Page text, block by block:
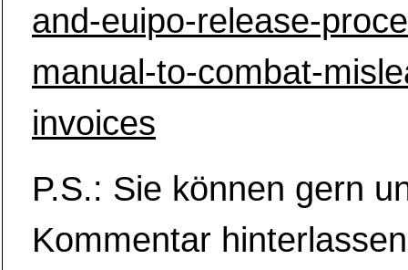
and-euipo-release-
manual-to-combat-
invoices
P.S.: Sie können gern
Kommentar